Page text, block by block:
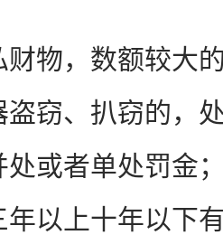
，数额较大的
盗窃、扒窃的，
处或者单处罚金
年以上十年以下